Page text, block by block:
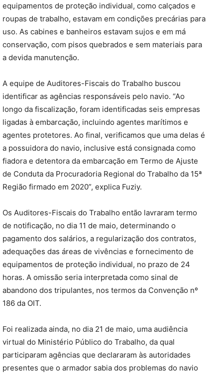
equipamentos de proteção individual, como calçados e
roupas de trabalho, estavam em condições precárias para
uso. As cabines e banheiros estavam sujos e em má
conservação, com pisos quebrados e sem materiais para
a devida manutenção.
A equipe de Auditores-Fiscais do Trabalho buscou
identificar as agências responsáveis pelo navio. “Ao
longo da fiscalização, foram identificadas seis empresas
ligadas à embarcação, incluindo agentes marítimos e
agentes protetores. Ao final, verificamos que uma delas é
a possuidora do navio, inclusive está consignada como
fiadora e detentora da embarcação em Termo de Ajuste
de Conduta da Procuradoria Regional do Trabalho da 15ª
Região firmado em 2020”, explica Fuziy.
Os Auditores-Fiscais do Trabalho então lavraram termo
de notificação, no dia 11 de maio, determinando o
pagamento dos salários, a regularização dos contratos,
adequações das áreas de vivências e fornecimento de
equipamentos de proteção individual, no prazo de 24
horas. A omissão seria interpretada como sinal de
abandono dos tripulantes, nos termos da Convenção nº
186 da OIT.
Foi realizada ainda, no dia 21 de maio, uma audiência
virtual do Ministério Público do Trabalho, da qual
participaram agências que declararam às autoridades
presentes que o armador sabia dos problemas do navio